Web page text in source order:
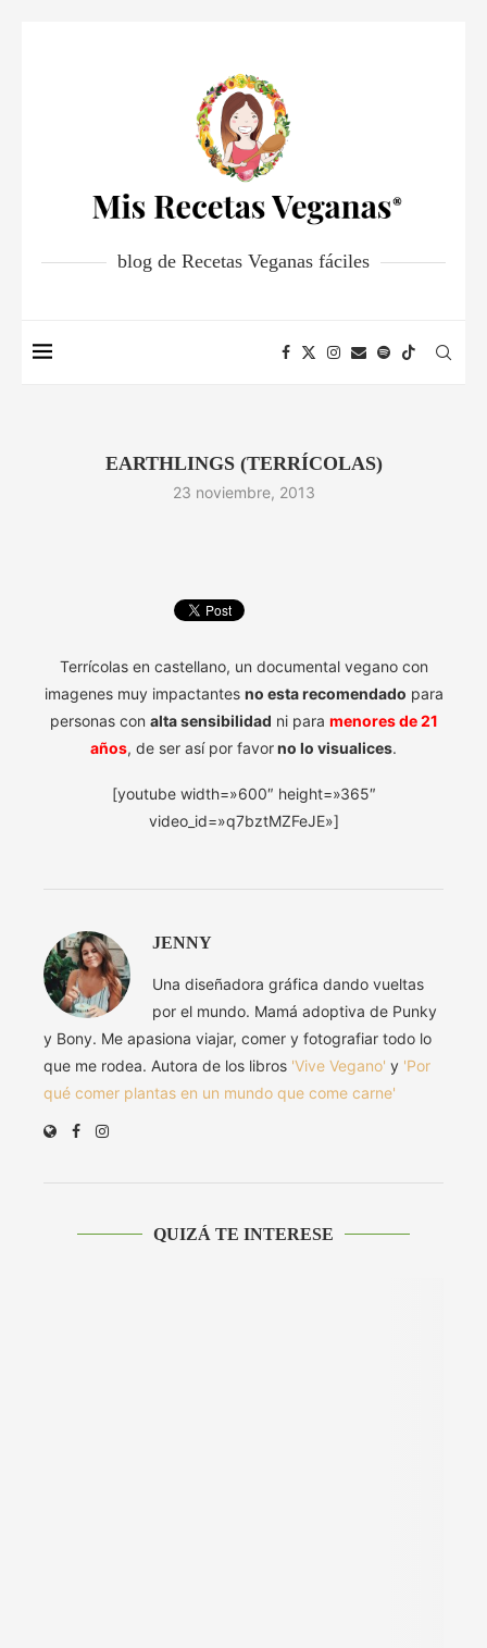
blog de Recetas Veganas fáciles
EARTHLINGS (TERRÍCOLAS)
23 noviembre, 2013
Terrícolas en castellano, un documental vegano con
imagenes muy impactantes no esta recomendado para
personas con alta sensibilidad ni para menores de 21
años, de ser así por favorno lo visualices.
[youtube width=»600″ height=»365″
video_id=»q7bztMZFeJE»]
JENNY
Una diseñadora gráfica dando vueltas
por el mundo. Mamá adoptiva de Punky
y Bony. Me apasiona viajar, comer y fotografiar todo lo
que me rodea. Autora de los libros 'Vive Vegano' y 'Por
qué comer plantas en un mundo que come carne'
QUIZÁ TE INTERESE